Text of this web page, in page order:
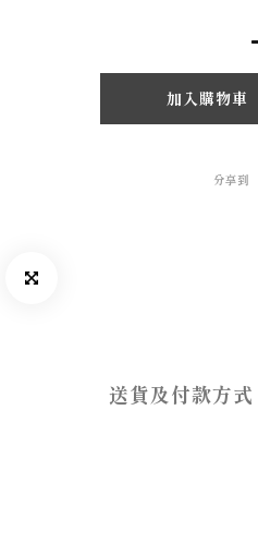
加入購物車
分享到
送貨及付款方式